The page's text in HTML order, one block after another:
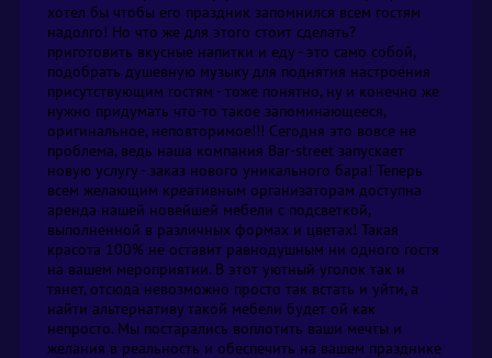
хотел бы чтобы его праздник запомнился всем гостям
надолго! Но что же для этого стоит сделать?
приготовить вкусные напитки и еду - это само собой,
подобрать душевную музыку для поднятия настроения
присутствующим гостям - тоже понятно, ну и конечно же
нужно придумать что-то такое запоминающееся,
оригинальное, неповторимое!!! Сегодня это вовсе не
проблема, ведь наша компания Bar-street запускает
новую услугу - заказ нового уникального бара! Теперь
всем желающим креативным организаторам доступна
аренда нашей новейшей мебели с подсветкой,
выполненной в различных формах и цветах! Такая
красота 100% не оставит равнодушным ни одного гостя
на вашем мероприятии. В этот уютный уголок так и
тянет, отсюда невозможно просто так встать и уйти, а
найти альтернативу такой мебели будет ой как
непросто. Мы постарались воплотить ваши мечты и
желания в реальность и обеспечить на вашем празднике